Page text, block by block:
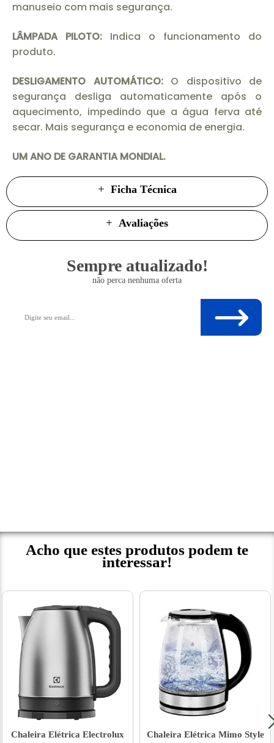
manuseio com mais segurança.
LÂMPADA PILOTO: Indica o funcionamento do
produto.
DESLIGAMENTO AUTOMÁTICO:O dispositivo de
segurança desliga automaticamente após o
aquecimento, impedindo que a água ferva até
secar. Mais segurança e economia de energia.
UM ANO DE GARANTIA MONDIAL.
Ficha Técnica
Avaliações
Sempre atualizado!
não perca nenhuma oferta
Acho que estes produtos podem te
interessar!
Chaleira Elétrica Electrolux
Chaleira Elétrica Mimo Style